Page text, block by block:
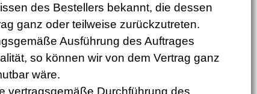
des Bestellers bekannt, die dessen
ganz oder teilweise zurückzutreten.
Ausführung des Auftrages
so können wir von dem Vertrag ganz
wäre.
vertragsgemäße Durchführung des